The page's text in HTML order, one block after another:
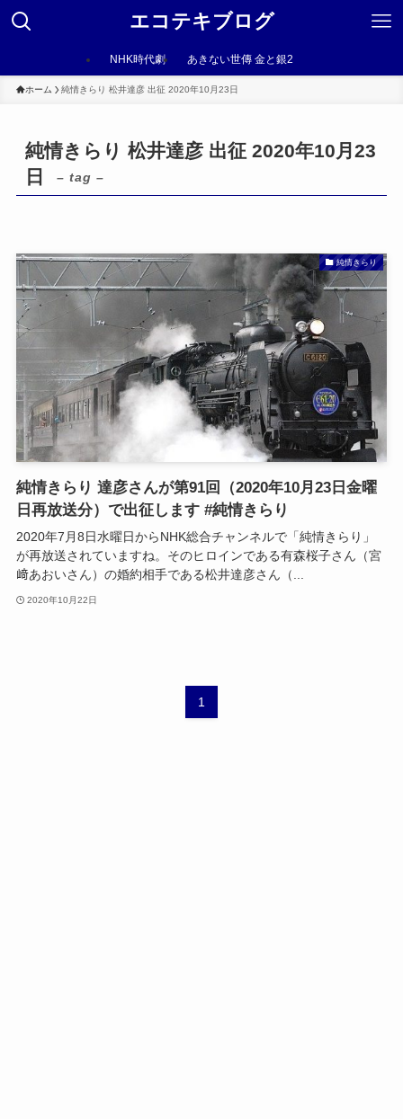
エコテキブログ
NHK時代劇 あきない世傳 金と銀2
ホーム 純情きらり 松井達彦 出征 2020年10月23日
純情きらり 松井達彦 出征 2020年10月23
日
– tag –
純情きらり
純情きらり 達彦さんが第91回（2020年10月23日金曜
日再放送分）で出征します #純情きらり
2020年7月8日水曜日からNHK総合チャンネルで「純情きらり」
が再放送されていますね。そのヒロインである有森桜子さん（宮
﨑あおいさん）の婚約相手である松井達彦さん（...
2020年10月22日
1